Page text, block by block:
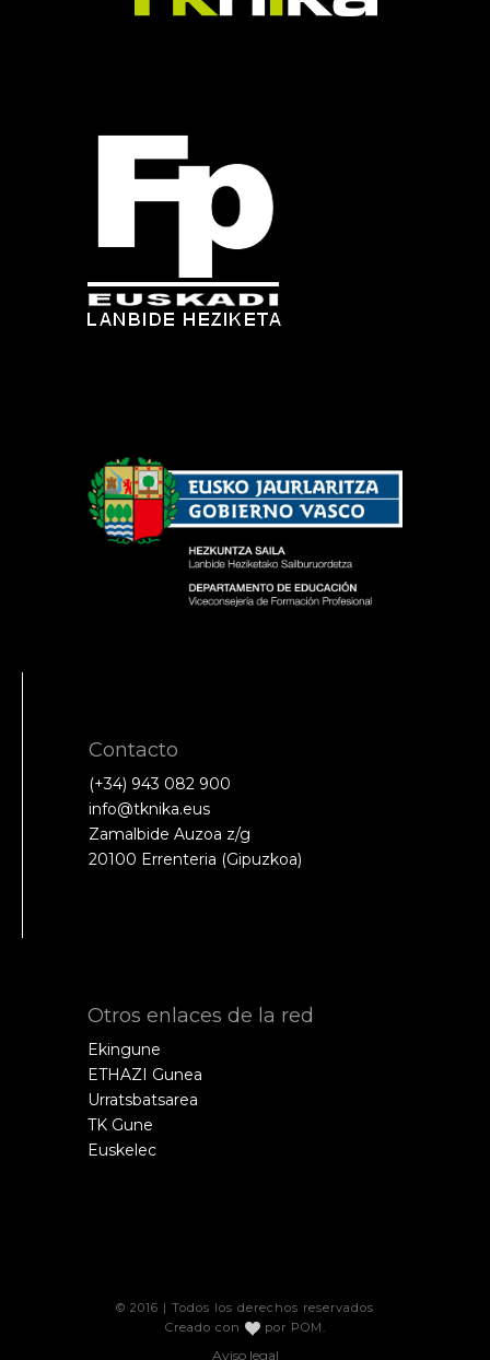
Contacto
(+34) 943 082 900
info@tknika.eus
Zamalbide Auzoa z/g
20100 Errenteria (Gipuzkoa)
Otros enlaces de la red
Ekingune
ETHAZI Gunea
Urratsbatsarea
TK Gune
Euskelec
© 2016 | Todos los derechos reservados
Creado con
por POM
Aviso legal